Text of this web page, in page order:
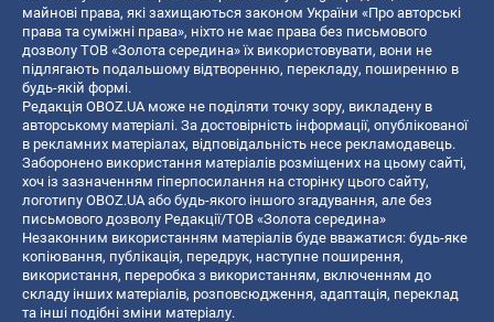
майнові права, які захищаються законом України «Про авторські
права та суміжні права», ніхто не має права без письмового
дозволу ТОВ «Золота середина» їх використовувати, вони не
підлягають подальшому відтворенню, перекладу, поширенню в
будь-якій формі.
Редакція OBOZ.UA може не поділяти точку зору, викладену в
авторському матеріалі. За достовірність інформації, опублікованої
в рекламних матеріалах, відповідальність несе рекламодавець.
Заборонено використання матеріалів розміщених на цьому сайті,
хоч із зазначенням гіперпосилання на сторінку цього сайту,
логотипу OBOZ.UA або будь-якого іншого згадування, але без
письмового дозволу Редакції/ТОВ «Золота середина»
Незаконним використанням матеріалів буде вважатися: будь-яке
копiювання, публiкацiя, передрук, наступне поширення,
використання, переробка з використанням, включенням до
складу інших матеріалів, розповсюдження, адаптація, переклад
та інші подібні зміни матеріалу.